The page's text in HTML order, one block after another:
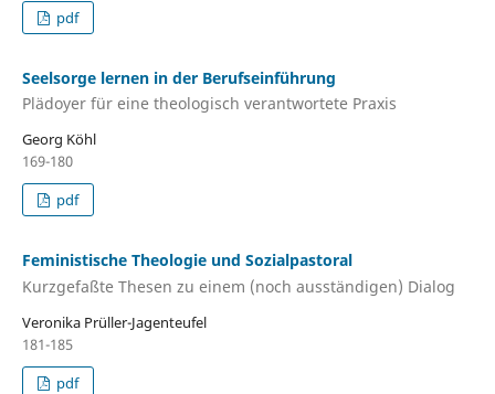
pdf
Seelsorge lernen in der Berufseinführung
Plädoyer für eine theologisch verantwortete Praxis
Georg Köhl
169-180
pdf
Feministische Theologie und Sozialpastoral
Kurzgefaßte Thesen zu einem (noch ausständigen) Dialog
Veronika Prüller-Jagenteufel
181-185
pdf